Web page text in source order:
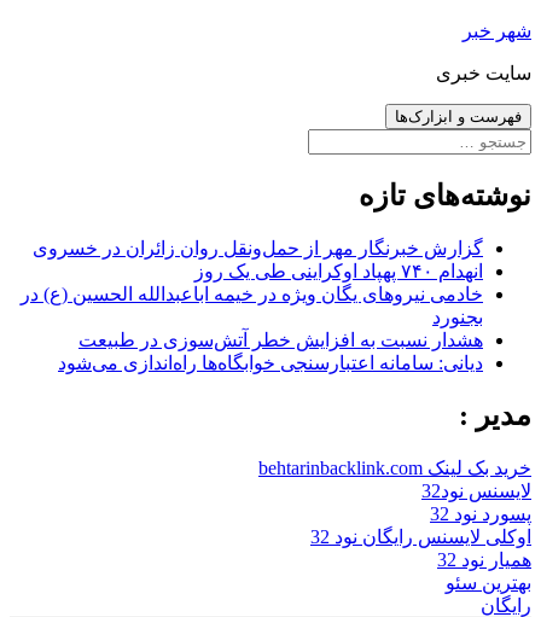
رفتن
نوشته‌ها
شهر خبر
سایت خبری
فهرست و ابزارک‌ها
جستجو
نوشته‌های تازه
گزارش خبرنگار مهر از حمل‌ونقل روان زائران در خسروی
انهدام ۷۴۰ پهپاد اوکراینی طی یک روز
خادمی نیروهای یگان ویژه در خیمه اباعبدالله الحسین (ع) در
بجنورد
هشدار نسبت به افزایش خطر آتش‌سوزی در طبیعت
دیانی: سامانه اعتبارسنجی خوابگاه‌ها راه‌اندازی می‌شود
مدیر :
خرید بک لینک behtarinbacklink.com
لایسنس نود32
پسورد نود 32
اوکلی لایسنس رایگان نود 32
همیار نود 32
بهترین سئو
رایگان